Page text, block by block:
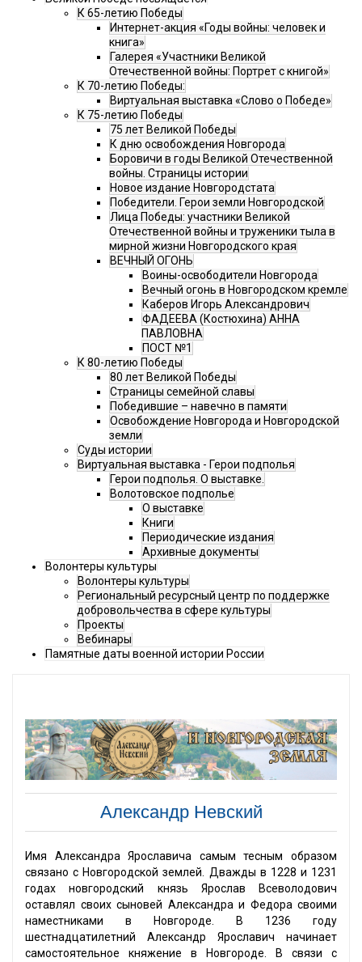
К 65-летию Победы
Интернет-акция «Годы войны: человек и
книга»
Галерея «Участники Великой
Отечественной войны: Портрет с книгой»
К 70-летию Победы:
Виртуальная выставка «Слово о Победе»
К 75-летию Победы
75 лет Великой Победы
К дню освобождения Новгорода
Боровичи в годы Великой Отечественной
войны. Страницы истории
Новое издание Новгородстата
Победители. Герои земли Новгородской
Лица Победы: участники Великой
Отечественной войны и труженики тыла в
мирной жизни Новгородского края
ВЕЧНЫЙ ОГОНЬ
Воины-освободители Новгорода
Вечный огонь в Новгородском кремле
Каберов Игорь Александрович
ФАДЕЕВА (Костюхина) АННА
ПАВЛОВНА
ПОСТ №1
К 80-летию Победы
80 лет Великой Победы
Страницы семейной славы
Победившие – навечно в памяти
Освобождение Новгорода и Новгородской
земли
Суды истории
Виртуальная выставка - Герои подполья
Герои подполья. О выставке.
Волотовское подполье
О выставке
Книги
Периодические издания
Архивные документы
Волонтеры культуры
Волонтеры культуры
Региональный ресурсный центр по поддержке
добровольчества в сфере культуры
Проекты
Вебинары
Памятные даты военной истории России
Александр Невский
Имя Александра Ярославича самым тесным образом
связано с Новгородской землей. Дважды в 1228 и 1231
годах новгородский князь Ярослав Всеволодович
оставлял своих сыновей Александра и Федора своими
наместниками в Новгороде. В 1236 году
шестнадцатилетний Александр Ярославич начинает
самостоятельное княжение в Новгороде. В связи с